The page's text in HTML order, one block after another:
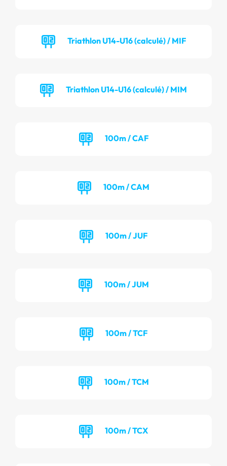
Triathlon U14-U16 (calculé) / MIF
Triathlon U14-U16 (calculé) / MIM
100m / CAF
100m / CAM
100m / JUF
100m / JUM
100m / TCF
100m / TCM
100m / TCX